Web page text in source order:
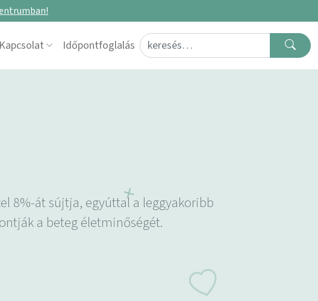
Kapcsolat Időpontfoglalás Search for:
8%-át sújtja, egyúttal a leggyakoribb
a beteg életminőségét.